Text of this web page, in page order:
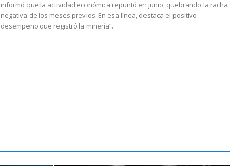
informó que la actividad económica repuntó en junio, quebrando la racha
negativa de los meses previos. En esa línea, destaca el positivo
desempeño que registró la minería”.